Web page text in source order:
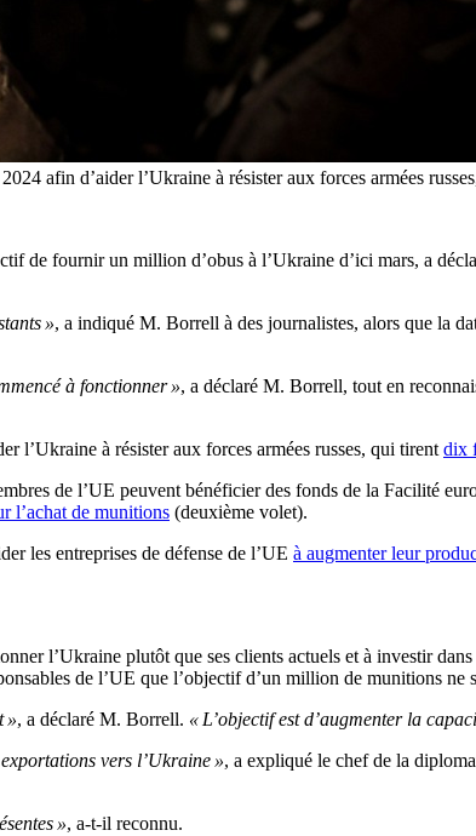
afin d’aider l’Ukraine à résister aux forces armées
de fournir un million d’obus à l’Ukraine d’ici mars, a
», a indiqué M. Borrell à des journalistes, alors que la
à fonctionner », a déclaré M. Borrell, tout en
l’Ukraine à résister aux forces armées russes, qui tirent dix
de l’UE peuvent bénéficier des fonds de la Facilité
l’achat de munitions (deuxième volet).
les entreprises de défense de l’UE à augmenter leur
l’Ukraine plutôt que ses clients actuels et à investir
de l’UE que l’objectif d’un million de munitions ne
», a déclaré M. Borrell. « L’objectif est d’augmenter la
vers l’Ukraine », a expliqué le chef de la
», a-t-il reconnu.